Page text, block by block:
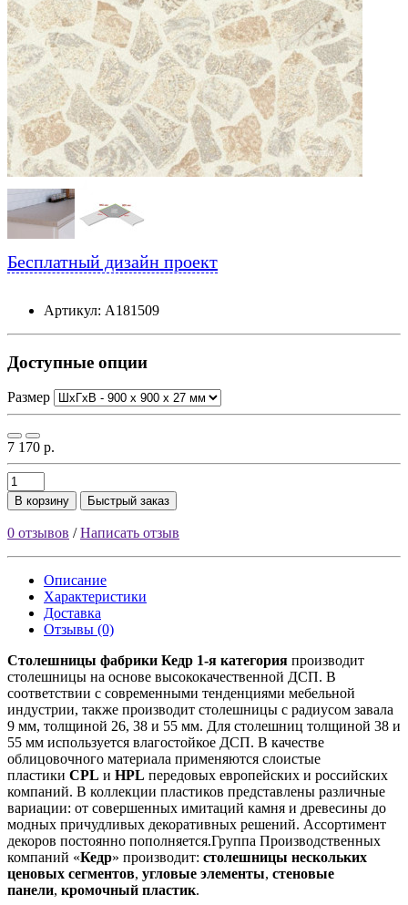
Бесплатный дизайн проект
Артикул: А181509
Доступные опции
Размер
7 170 р.
В корзину Быстрый заказ
0 отзывов /Написать отзыв
Описание
Характеристики
Доставка
Отзывы (0)
Столешницы фабрики Кедр 1-я категория производит
столешницы на основе высококачественной ДСП. В
соответствии с современными тенденциями мебельной
индустрии, также производит столешницы с радиусом завала
9 мм, толщиной 26, 38 и 55 мм. Для столешниц толщиной 38 и
55 мм используется влагостойкое ДСП. В качестве
облицовочного материала применяются слоистые
пластики CPL и HPL передовых европейских и российских
компаний. В коллекции пластиков представлены различные
вариации: от совершенных имитаций камня и древесины до
модных причудливых декоративных решений. Ассортимент
декоров постоянно пополняется.Группа Производственных
компаний «Кедр» производит: столешницы нескольких
ценовых сегментов, угловые элементы, стеновые
панели, кромочный пластик.